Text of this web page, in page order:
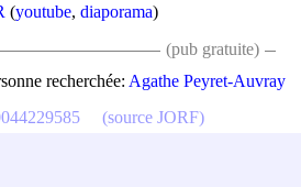
(youtube, diaporama)
(pub gratuite)
recherchée: Agathe Peyret-Auvray
(source JORF)